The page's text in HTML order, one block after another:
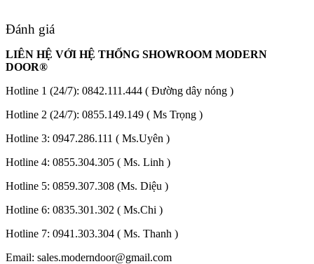
Tuyển Dụng
Đánh giá
LIÊN HỆ VỚI HỆ THỐNG SHOWROOM MODERN
DOOR®
Hotline 1 (24/7): 0842.111.444 ( Đường dây nóng )
Hotline 2 (24/7): 0855.149.149 ( Ms Trọng )
Hotline 3: 0947.286.111 ( Ms.Uyên )
Hotline 4: 0855.304.305 ( Ms. Linh )
Hotline 5: 0859.307.308 (Ms. Diệu )
Hotline 6: 0835.301.302 ( Ms.Chi )
Hotline 7: 0941.303.304 ( Ms. Thanh )
Email: sales.moderndoor@gmail.com